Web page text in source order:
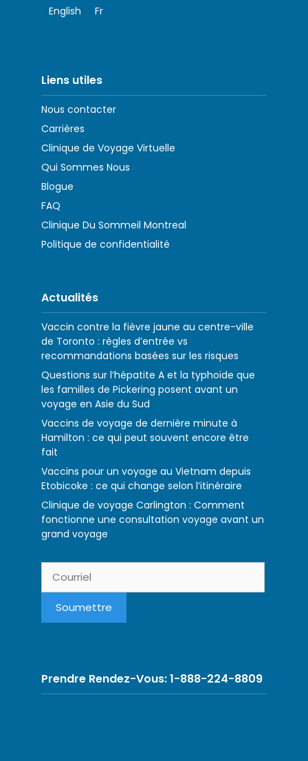
English Fr
Liens utiles
Nous contacter
Carrières
Clinique de Voyage Virtuelle
Qui Sommes Nous
Blogue
FAQ
Clinique Du Sommeil Montreal
Politique de confidentialité
Actualités
Vaccin contre la fièvre jaune au centre-ville
de Toronto : règles d’entrée vs
recommandations basées sur les risques
Questions sur l’hépatite A et la typhoïde que
les familles de Pickering posent avant un
voyage en Asie du Sud
Vaccins de voyage de dernière minute à
Hamilton : ce qui peut souvent encore être
fait
Vaccins pour un voyage au Vietnam depuis
Etobicoke : ce qui change selon l’itinéraire
Clinique de voyage Carlington : Comment
fonctionne une consultation voyage avant un
grand voyage
Prendre Rendez-Vous: 1-888-224-8809